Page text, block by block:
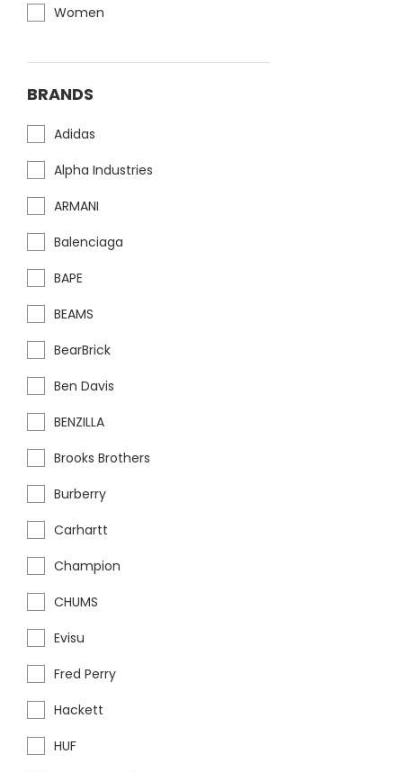
Women
BRANDS
Adidas
Alpha Industries
ARMANI
Balenciaga
BAPE
BEAMS
BearBrick
Ben Davis
BENZILLA
Brooks Brothers
Burberry
Carhartt
Champion
CHUMS
Evisu
Fred Perry
Hackett
HUF